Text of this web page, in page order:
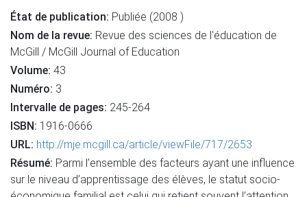
État de publication: Publiée (2008 )
Nom de la revue: Revue des sciences de l'éducation de
McGill / McGill Journal of Education
Volume: 43
Numéro: 3
Intervalle de pages: 245-264
ISBN: 1916-0666
URL: http://mje.mcgill.ca/article/viewFile/717/2653
Résumé: Parmi l’ensemble des facteurs ayant une influence
sur le niveau d’apprentissage des élèves, le statut socio-